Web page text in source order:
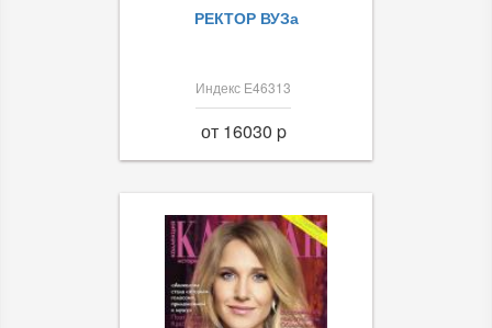
РЕКТОР ВУЗа
Индекс Е46313
от 16030 p